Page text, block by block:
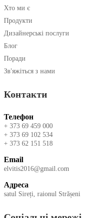
Хто ми є
Продукти
Дизайнерські послуги
Блог
Поради
Зв'яжіться з нами
Контакти
Телефон
+ 373 69 459 000
+ 373 69 102 534
+ 373 62 151 518
Email
elvitis2016@gmail.com
Адреса
satul Sireți, raionul Strășeni